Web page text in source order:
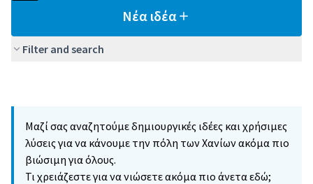
Νέα ιδέα
Filter and search
Μαζί σας αναζητούμε δημιουργικές ιδέες και χρήσιμες
λύσεις για να κάνουμε την πόλη των Χανίων ακόμα πιο
βιώσιμη για όλους.
Τι χρειάζεστε για να νιώσετε ακόμα πιο άνετα εδώ;